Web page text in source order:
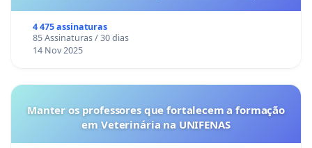
4 475 assinaturas
85 Assinaturas / 30 dias
14 Nov 2025
Manter os professores que fortalecem a formação
em Veterinária na UNIFENAS